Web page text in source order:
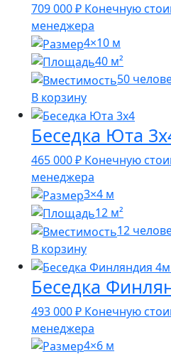
709 000₽ Конечную
менеджера
4×10 м
40 м²
50
В корзину
Беседка Юта
465 000₽ Конечную
менеджера
3×4 м
12 м²
12
В корзину
Беседка
493 000₽ Конечную
менеджера
4×6 м